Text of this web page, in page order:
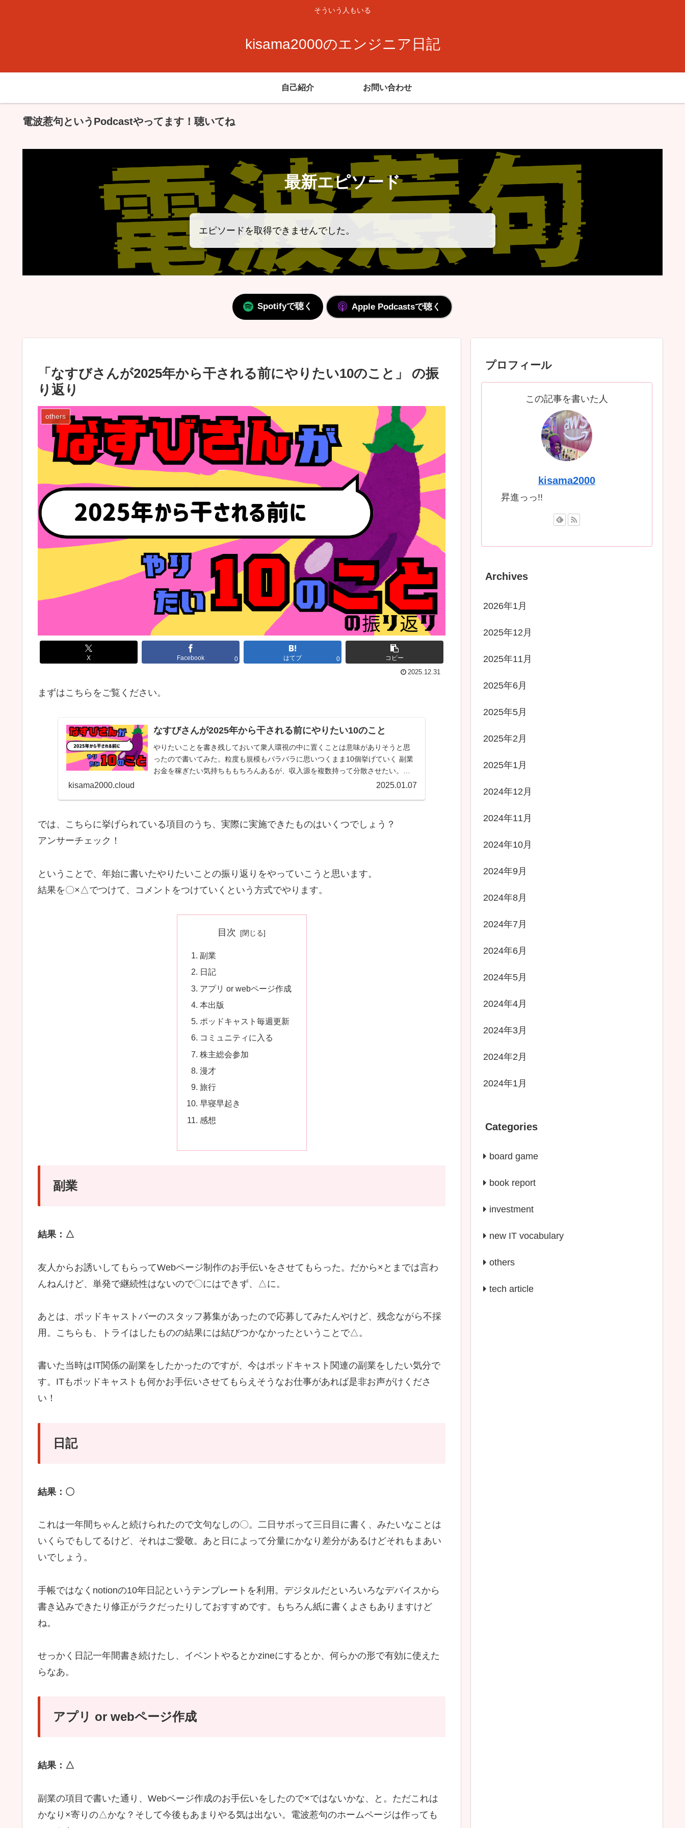
そういう人もいる
kisama2000のエンジニア日記
自己紹介 お問い合わせ
電波惹句というPodcastやってます！聴いてね
最新エピソード
エピソードを取得できませんでした。
Spotifyで聴く Apple Podcastsで聴く
「なすびさんが2025年から干される前にやりたい10のこと」 の振
り返り
others
X Facebook 0 はてブ 0 コピー
2025.12.31
まずはこちらをご覧ください。
なすびさんが2025年から干される前にやりたい10のこと
やりたいことを書き残しておいて衆人環視の中に置くことは意味がありそうと思
ったので書いてみた。粒度も規模もバラバラに思いつくまま10個挙げていく 副業
お金を稼ぎたい気持ちももちろんあるが、収入源を複数持って分散させたい。理
kisama2000.cloud 2025.01.07
では、こちらに挙げられている項目のうち、実際に実施できたものはいくつでしょう？
アンサーチェック！
ということで、年始に書いたやりたいことの振り返りをやっていこうと思います。
結果を〇×△でつけて、コメントをつけていくという方式でやります。
目次
副業
日記
アプリ or webページ作成
本出版
ポッドキャスト毎週更新
コミュニティに入る
株主総会参加
漫才
旅行
早寝早起き
感想
副業
結果：△
友人からお誘いしてもらってWebページ制作のお手伝いをさせてもらった。だから×とまでは言わ
んねんけど、単発で継続性はないので〇にはできず、△に。
あとは、ポッドキャストバーのスタッフ募集があったので応募してみたんやけど、残念ながら不採
用。こちらも、トライはしたものの結果には結びつかなかったということで△。
書いた当時はIT関係の副業をしたかったのですが、今はポッドキャスト関連の副業をしたい気分で
す。ITもポッドキャストも何かお手伝いさせてもらえそうなお仕事があれば是非お声がけくださ
い！
日記
結果：〇
これは一年間ちゃんと続けられたので文句なしの〇。二日サボって三日目に書く、みたいなことは
いくらでもしてるけど、それはご愛敬。あと日によって分量にかなり差分があるけどそれもまあい
いでしょう。
手帳ではなくnotionの10年日記というテンプレートを利用。デジタルだといろいろなデバイスから
書き込みできたり修正がラクだったりしておすすめです。もちろん紙に書くよさもありますけど
ね。
せっかく日記一年間書き続けたし、イベントやるとかzineにするとか、何らかの形で有効に使えた
らなあ。
アプリ or webページ作成
結果：△
副業の項目で書いた通り、Webページ作成のお手伝いをしたので×ではないかな、と。ただこれは
かなり×寄りの△かな？そして今後もあまりやる気は出ない。電波惹句のホームページは作っても
プロフィール
この記事を書いた人
kisama2000
昇進っっ!!
Archives
2026年1月
2025年12月
2025年11月
2025年6月
2025年5月
2025年2月
2025年1月
2024年12月
2024年11月
2024年10月
2024年9月
2024年8月
2024年7月
2024年6月
2024年5月
2024年4月
2024年3月
2024年2月
2024年1月
Categories
board game
book report
investment
new IT vocabulary
others
tech article